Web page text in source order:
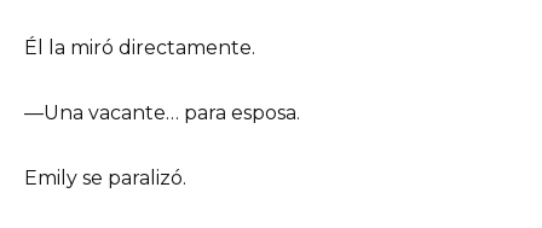
Él la miró directamente.
—Una vacante… para esposa.
Emily se paralizó.